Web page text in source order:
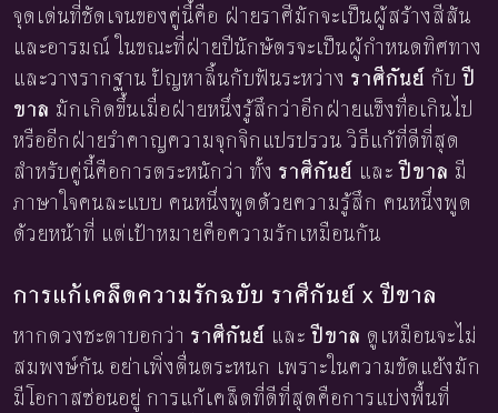
จุดเด่นที่ชัดเจนของคู่นี้คือ ฝ่ายราศีมักจะเป็นผู้สร้างสีสัน
และอารมณ์ ในขณะที่ฝ่ายปีนักษัตรจะเป็นผู้กำหนดทิศทาง
และวางรากฐาน ปัญหาลิ้นกับฟันระหว่าง ราศีกันย์ กับปี
ขาล มักเกิดขึ้นเมื่อฝ่ายหนึ่งรู้สึกว่าอีกฝ่ายแข็งทื่อเกินไป
หรืออีกฝ่ายรำคาญความจุกจิกแปรปรวน วิธีแก้ที่ดีที่สุด
สำหรับคู่นี้คือการตระหนักว่า ทั้ง ราศีกันย์ และปีขาล มี
ภาษาใจคนละแบบ คนหนึ่งพูดด้วยความรู้สึก คนหนึ่งพูด
ด้วยหน้าที่ แต่เป้าหมายคือความรักเหมือนกัน
การแก้เคล็ดความรักฉบับ ราศีกันย์ x ปีขาล
หากดวงชะตาบอกว่า ราศีกันย์ และปีขาล ดูเหมือนจะไม่
สมพงษ์กัน อย่าเพิ่งตื่นตระหนก เพราะในความขัดแย้งมัก
มีโอกาสซ่อนอยู่ การแก้เคล็ดที่ดีที่สุดคือการแบ่งพื้นที่